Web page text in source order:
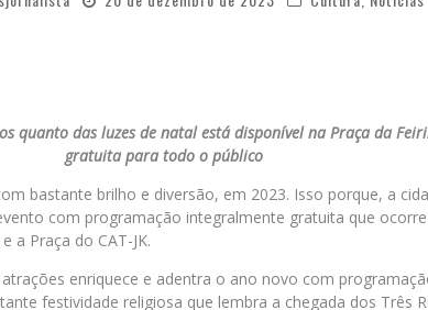
quanto das luzes de natal está disponível na Praça da
gratuita para todo o público
bastante brilho e diversão, em 2023. Isso porque, a
com programação integralmente gratuita que
a Praça do CAT-JK.
enriquece e adentra o ano novo com
festividade religiosa que lembra a chegada dos Três